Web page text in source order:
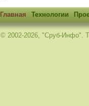
Главная Технологии
© 2002-2026, "Сруб-Инфо".